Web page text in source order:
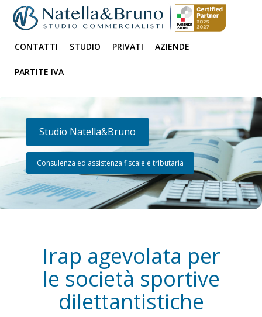
CONTATTI STUDIO PRIVATI AZIENDE
PARTITE IVA
Studio Natella&Bruno
Consulenza ed assistenza fiscale e tributaria
Irap agevolata per
le società sportive
dilettantistiche